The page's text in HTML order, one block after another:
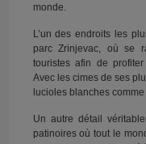
monde.
L’un des endroits les
parc Zrinjevac, où se
touristes afin de
Avec les cimes de ses
lucioles blanches
Un autre détail
patinoires où tout le